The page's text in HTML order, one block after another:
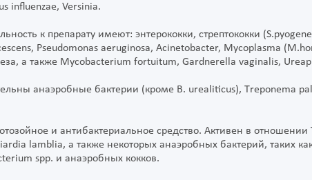
influenzae, Versinia.
к препарату имеют: энтерококки, стрептококки
Pseudomonas aeruginosa, Acinetobacter, Mycoplasma
а также Мусоbacterium fortuitum, Gardnerella vaginalis,
анаэробные бактерии (кроме В. urealiticus), Тrероnеmа
и антибактериальное средство. Активен в отношении
lamblia, а также некоторых анаэробных бактерий, таких
spp. и анаэробных кокков.